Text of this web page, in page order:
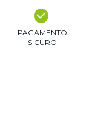
PAGAMENTO
SICURO